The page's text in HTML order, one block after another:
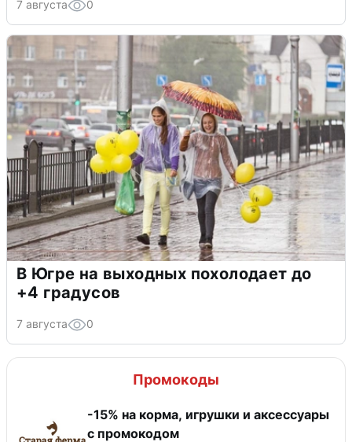
7 августа 0
В Югре на выходных похолодает до
+4 градусов
7 августа 0
Промокоды
-15% на корма, игрушки и аксессуары
с промокодом